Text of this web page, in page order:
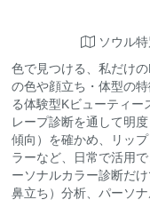
ソウル
色で見つける、私だけ
の色や顔立ち・体型の
る体験型Kビューティー
レープ診断を通して明
傾向）を確かめ、リッ
ラーなど、日常で活用
ーソナルカラー診断だ
鼻立ち）分析、パーソ